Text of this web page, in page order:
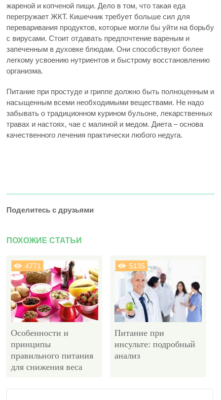
жареной и копченой пищи. Дело в том, что такая еда
перегружает ЖКТ. Кишечник требует больше сил для
переваривания продуктов, которые могли бы уйти на борьбу
с вирусами. Стоит отдавать предпочтение вареным и
запеченным в духовке блюдам. Они способствуют более
легкому усвоению нутриентов и быстрому восстановлению
организма.
Питание при простуде и гриппе должно быть полноценным и
насыщенным всеми необходимыми веществами. Не надо
забывать о традиционном курином бульоне, лекарственных
травах и настоях, чае с малиной и медом. Диета – основа
качественного лечения практически любого недуга.
Поделитесь с друзьями
ПОХОЖИЕ СТАТЬИ
4771
Особенности и
принципы
правильного питания
для снижения веса
5135
Питание при
инсульте: подробный
анализ